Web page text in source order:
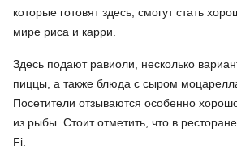
которые готовят здесь, смогут стать
мире риса и карри.
Здесь подают равиоли, несколько
пиццы, а также блюда с сыром
Посетители отзываются особенно
из рыбы. Стоит отметить, что в
Fi.